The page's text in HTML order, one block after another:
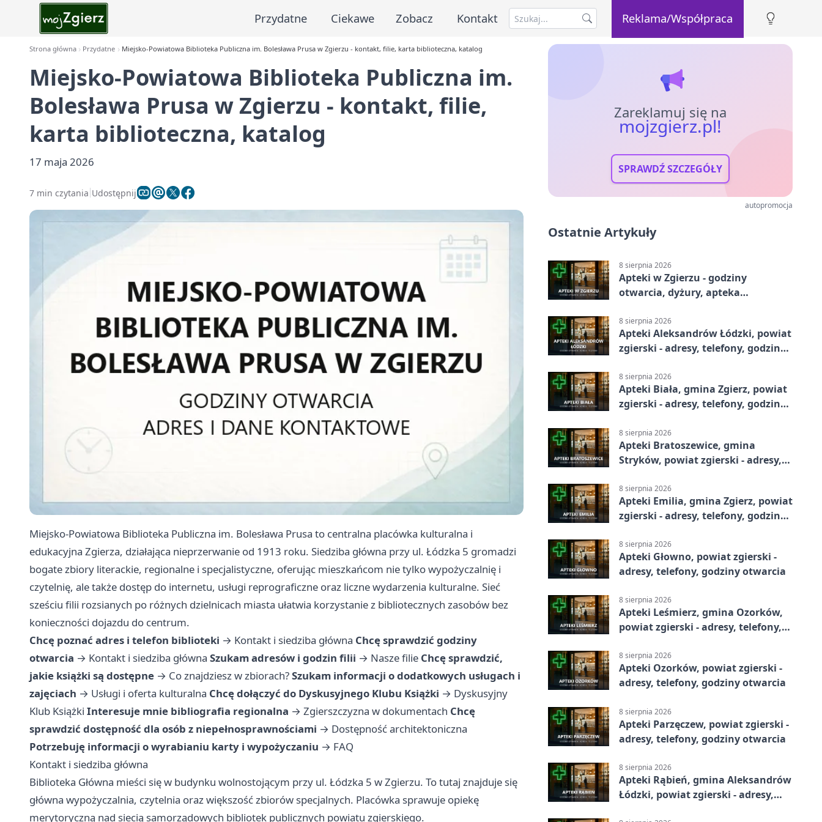
Przydatne Ciekawe Zobacz Kontakt Reklama/Współpraca
Strona główna Przydatne Miejsko-Powiatowa Biblioteka Publiczna im. Bolesława Prusa w Zgierzu - kontakt, filie, karta biblioteczna, katalog
Miejsko-Powiatowa Biblioteka Publiczna im.
Bolesława Prusa w Zgierzu - kontakt, filie,
karta biblioteczna, katalog
17 maja 2026
7 min czytania Udostępnij
Miejsko-Powiatowa Biblioteka Publiczna im. Bolesława Prusa to centralna placówka kulturalna i
edukacyjna Zgierza, działająca nieprzerwanie od 1913 roku. Siedziba główna przy ul. Łódzka 5 gromadzi
bogate zbiory literackie, regionalne i specjalistyczne, oferując mieszkańcom nie tylko wypożyczalnię i
czytelnię, ale także dostęp do internetu, usługi reprograficzne oraz liczne wydarzenia kulturalne. Sieć
sześciu filii rozsianych po różnych dzielnicach miasta ułatwia korzystanie z bibliotecznych zasobów bez
konieczności dojazdu do centrum.
Chcę poznać adres i telefon biblioteki → Kontakt i siedziba główna Chcę sprawdzić godziny
otwarcia → Kontakt i siedziba główna Szukam adresów i godzin filii → Nasze filie Chcę sprawdzić,
jakie książki są dostępne → Co znajdziesz w zbiorach?Szukam informacji o dodatkowych usługach i
zajęciach → Usługi i oferta kulturalna Chcę dołączyć do Dyskusyjnego Klubu Książki → Dyskusyjny
Klub Książki Interesuje mnie bibliografia regionalna → Zgierszczyzna w dokumentach Chcę
sprawdzić dostępność dla osób z niepełnosprawnościami → Dostępność architektoniczna
Potrzebuję informacji o wyrabianiu karty i wypożyczaniu → FAQ
Kontakt i siedziba główna
Biblioteka Główna mieści się w budynku wolnostojącym przy ul. Łódzka 5 w Zgierzu. To tutaj znajduje się
główna wypożyczalnia, czytelnia oraz większość zbiorów specjalnych. Placówka sprawuje opiekę
merytoryczną nad siecią samorządowych bibliotek publicznych powiatu zgierskiego.
Zareklamuj się na
mojzgierz.pl!
SPRAWDŹ SZCZEGÓŁY
autopromocja
Ostatnie Artykuły
8 sierpnia 2026
Apteki w Zgierzu - godziny
otwarcia, dyżury, apteka
8 sierpnia 2026
Apteki Aleksandrów Łódzki, powiat
zgierski - adresy, telefony, godziny
8 sierpnia 2026
Apteki Biała, gmina Zgierz, powiat
zgierski - adresy, telefony, godziny
8 sierpnia 2026
Apteki Bratoszewice, gmina
Stryków, powiat zgierski - adresy,
8 sierpnia 2026
Apteki Emilia, gmina Zgierz, powiat
zgierski - adresy, telefony, godziny
8 sierpnia 2026
Apteki Głowno, powiat zgierski -
adresy, telefony, godziny otwarcia
8 sierpnia 2026
Apteki Leśmierz, gmina Ozorków,
powiat zgierski - adresy, telefony,
8 sierpnia 2026
Apteki Ozorków, powiat zgierski -
adresy, telefony, godziny otwarcia
8 sierpnia 2026
Apteki Parzęczew, powiat zgierski -
adresy, telefony, godziny otwarcia
8 sierpnia 2026
Apteki Rąbień, gmina Aleksandrów
Łódzki, powiat zgierski - adresy,